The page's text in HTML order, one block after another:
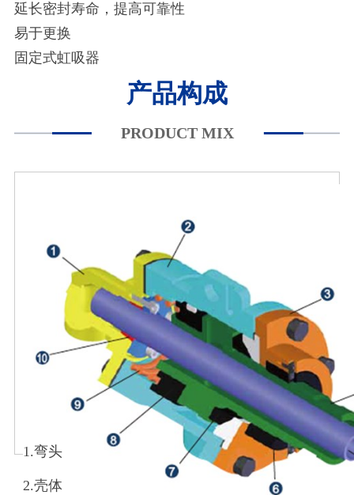
延长密封寿命，提高可靠性
易于更换
固定式虹吸器
产品构成
PRODUCT MIX
1.弯头
2.壳体